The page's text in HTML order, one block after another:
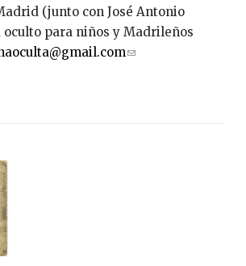
(junto con José Antonio
oculto para niños y Madrileños
(